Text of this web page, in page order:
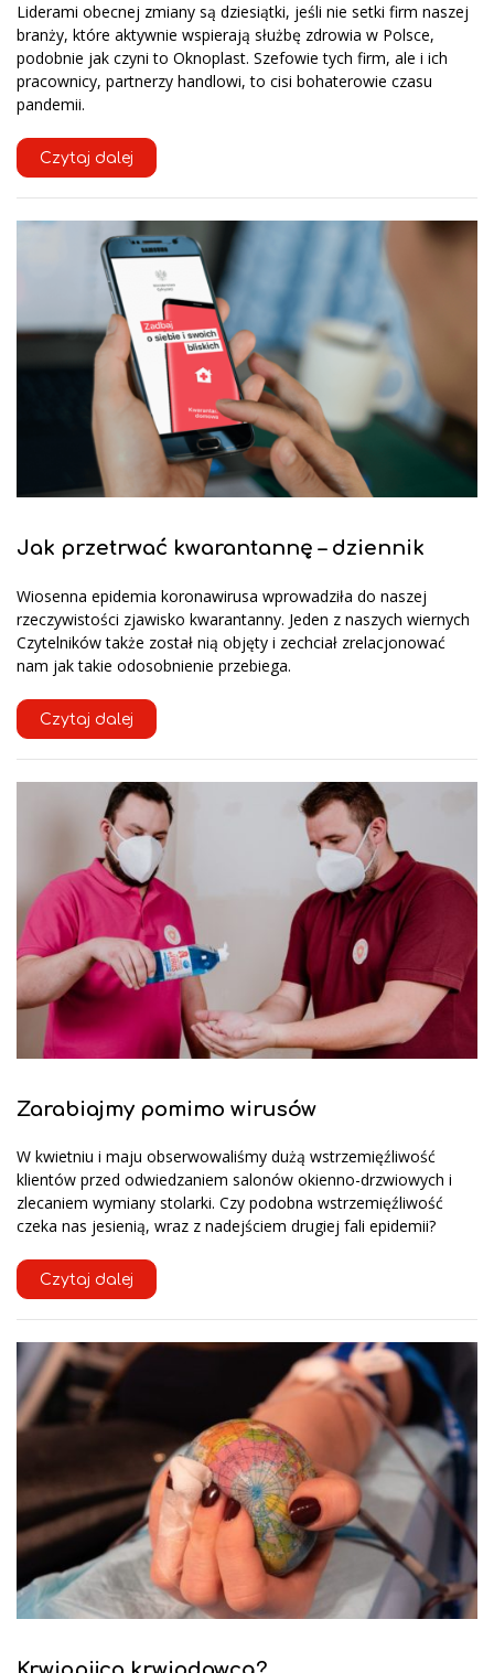
Liderami obecnej zmiany są dziesiątki, jeśli nie setki firm naszej
branży, które aktywnie wspierają służbę zdrowia w Polsce,
podobnie jak czyni to Oknoplast. Szefowie tych firm, ale i ich
pracownicy, partnerzy handlowi, to cisi bohaterowie czasu
pandemii.
Czytaj dalej
Jak przetrwać kwarantannę – dziennik
Wiosenna epidemia koronawirusa wprowadziła do naszej
rzeczywistości zjawisko kwarantanny. Jeden z naszych wiernych
Czytelników także został nią objęty i zechciał zrelacjonować
nam jak takie odosobnienie przebiega.
Czytaj dalej
Zarabiajmy pomimo wirusów
W kwietniu i maju obserwowaliśmy dużą wstrzemięźliwość
klientów przed odwiedzaniem salonów okienno-drzwiowych i
zlecaniem wymiany stolarki. Czy podobna wstrzemięźliwość
czeka nas jesienią, wraz z nadejściem drugiej fali epidemii?
Czytaj dalej